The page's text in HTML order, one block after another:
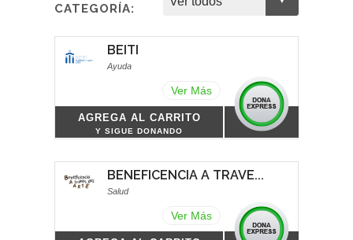
CATEGORÍA:
BEITI
Ayuda
Ver Más
AGREGA AL CARRITO
Y SIGUE DONANDO
BENEFICENCIA A TRAVE...
Salud
Ver Más